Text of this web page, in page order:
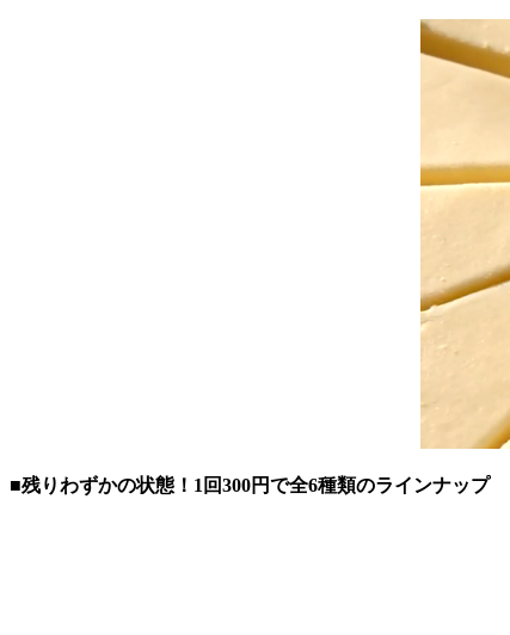
■残りわずかの状態！1回300円で全6種類のラインナップ